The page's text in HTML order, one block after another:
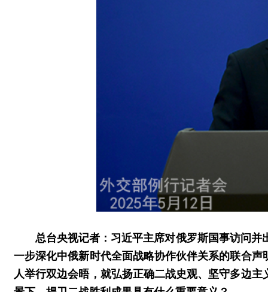
总台央视记者：习近平主席对俄罗斯国事访问
一步深化中俄新时代全面战略协作伙伴关系的联合
人举行双边会晤，就弘扬正确二战史观、坚守多边